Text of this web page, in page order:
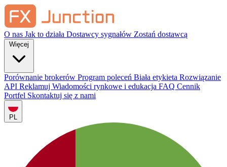
O nas Jak to działa Dostawcy sygnałów Zostań dostawcą
Porównanie brokerów Program poleceń Biała etykieta Rozwiązanie
API Reklamuj Wiadomości rynkowe i edukacja FAQ Cennik
Portfel Skontaktuj się z nami
PL